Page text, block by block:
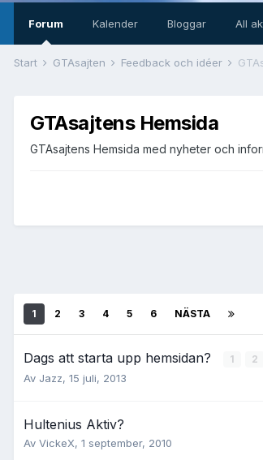
Forum Kalender Bloggar All
Start GTAsajten Feedback och idéer
GTAsajtens Hemsida
GTAsajtens Hemsida med nyheter och
1 2 3 4 5 6 NÄSTA
Dags att starta upp hemsidan? 1 2
Av Jazz, 15 juli, 2013
Hultenius Aktiv?
Av VickeX, 1 september, 2010